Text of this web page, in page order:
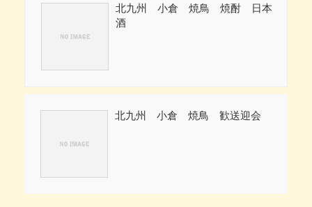
北九州 小倉 焼鳥 焼酎 日本
酒
北九州 小倉 焼鳥 歓送迎会